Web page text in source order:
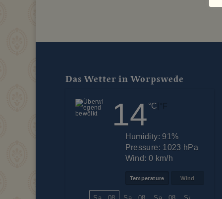
Das Wetter in Worpswede
14 °C
Humidity: 91%
Pressure: 1023 hPa
Wind: 0 km/h
Temperature Wind